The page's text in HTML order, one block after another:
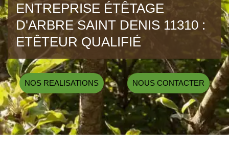
ENTREPRISE ÉTÊTAGE
D'ARBRE SAINT DENIS 11310 :
ETÊTEUR QUALIFIÉ
NOS REALISATIONS NOUS CONTACTER